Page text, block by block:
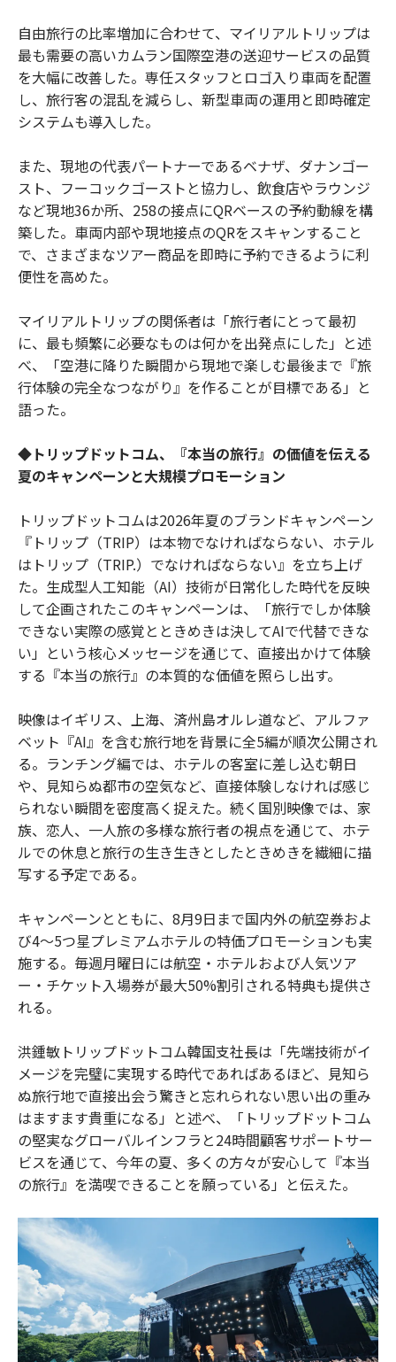
自由旅行の比率増加に合わせて、マイリアルトリップは
最も需要の高いカムラン国際空港の送迎サービスの品質
を大幅に改善した。専任スタッフとロゴ入り車両を配置
し、旅行客の混乱を減らし、新型車両の運用と即時確定
システムも導入した。
また、現地の代表パートナーであるベナザ、ダナンゴー
スト、フーコックゴーストと協力し、飲食店やラウンジ
など現地36か所、258の接点にQRベースの予約動線を構
築した。車両内部や現地接点のQRをスキャンすること
で、さまざまなツアー商品を即時に予約できるように利
便性を高めた。
マイリアルトリップの関係者は「旅行者にとって最初
に、最も頻繁に必要なものは何かを出発点にした」と述
べ、「空港に降りた瞬間から現地で楽しむ最後まで『旅
行体験の完全なつながり』を作ることが目標である」と
語った。
◆トリップドットコム、『本当の旅行』の価値を伝える
夏のキャンペーンと大規模プロモーション
トリップドットコムは2026年夏のブランドキャンペーン
『トリップ（TRIP）は本物でなければならない、ホテル
はトリップ（TRIP.）でなければならない』を立ち上げ
た。生成型人工知能（AI）技術が日常化した時代を反映
して企画されたこのキャンペーンは、「旅行でしか体験
できない実際の感覚とときめきは決してAIで代替できな
い」という核心メッセージを通じて、直接出かけて体験
する『本当の旅行』の本質的な価値を照らし出す。
映像はイギリス、上海、済州島オルレ道など、アルファ
ベット『AI』を含む旅行地を背景に全5編が順次公開され
る。ランチング編では、ホテルの客室に差し込む朝日
や、見知らぬ都市の空気など、直接体験しなければ感じ
られない瞬間を密度高く捉えた。続く国別映像では、家
族、恋人、一人旅の多様な旅行者の視点を通じて、ホテ
ルでの休息と旅行の生き生きとしたときめきを繊細に描
写する予定である。
キャンペーンとともに、8月9日まで国内外の航空券およ
び4～5つ星プレミアムホテルの特価プロモーションも実
施する。毎週月曜日には航空・ホテルおよび人気ツア
ー・チケット入場券が最大50%割引される特典も提供さ
れる。
洪鍾敏トリップドットコム韓国支社長は「先端技術がイ
メージを完璧に実現する時代であればあるほど、見知ら
ぬ旅行地で直接出会う驚きと忘れられない思い出の重み
はますます貴重になる」と述べ、「トリップドットコム
の堅実なグローバルインフラと24時間顧客サポートサー
ビスを通じて、今年の夏、多くの方々が安心して『本当
の旅行』を満喫できることを願っている」と伝えた。